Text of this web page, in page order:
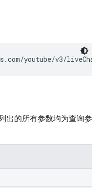
youtube/v3/liveChat/
出的所有参数均为查询参